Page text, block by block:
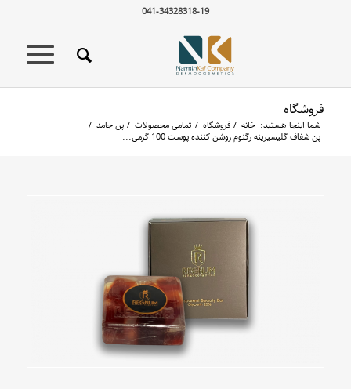
041-34328318-19
فروشگاه
شما اینجا هستید: خانه / فروشگاه / تمامی محصولات / پن جامد /
پن شفاف گلیسیرینه رگنوم روشن کننده پوست 100 گرمی...